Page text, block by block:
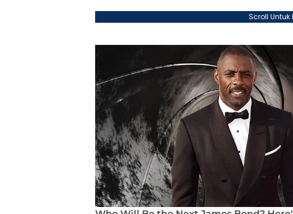
Scroll Untuk